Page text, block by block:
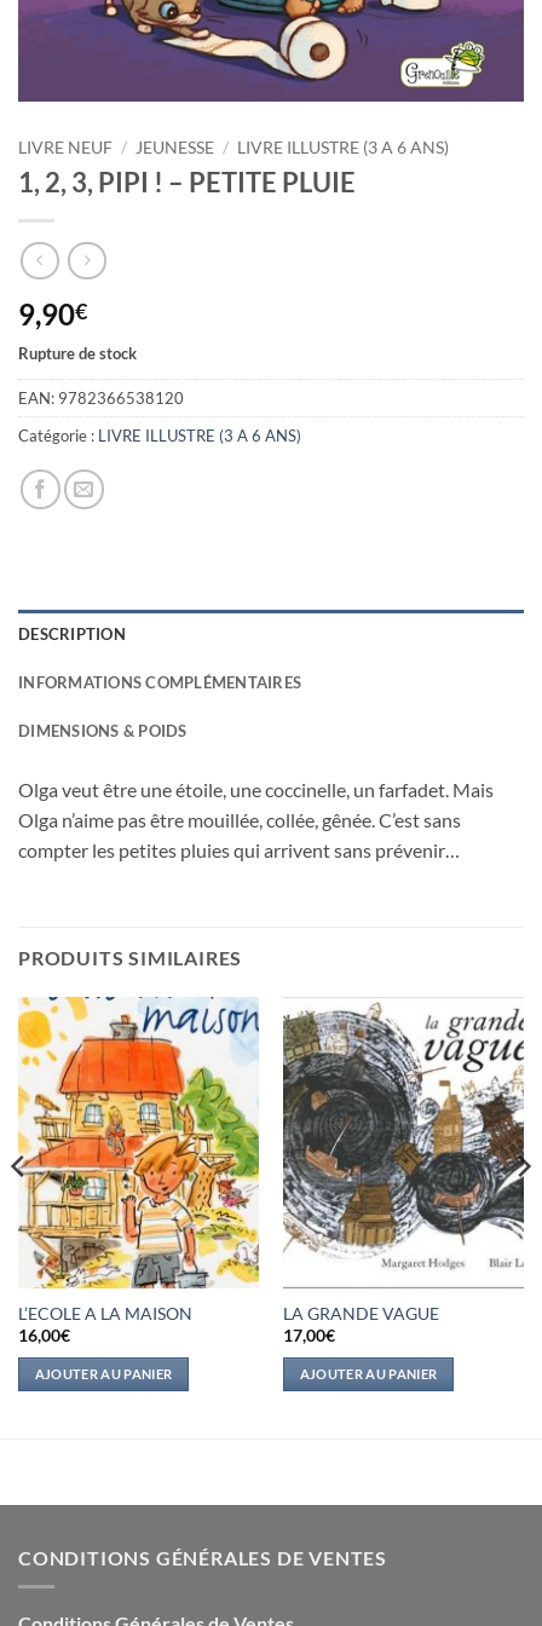
LIVRE NEUF / JEUNESSE / LIVRE ILLUSTRE (3 A 6 ANS)
1, 2, 3, PIPI ! – PETITE PLUIE
9,90€
Rupture de stock
EAN: 9782366538120
Catégorie : LIVRE ILLUSTRE (3 A 6 ANS)
DESCRIPTION
INFORMATIONS COMPLÉMENTAIRES
DIMENSIONS & POIDS
Olga veut être une étoile, une coccinelle, un farfadet. Mais
Olga n’aime pas être mouillée, collée, gênée. C’est sans
compter les petites pluies qui arrivent sans prévenir…
PRODUITS SIMILAIRES
L’ECOLE A LA MAISON
16,00€
AJOUTER AU PANIER
LA GRANDE VAGUE
17,00€
AJOUTER AU PANIER
CONDITIONS GÉNÉRALES DE VENTES